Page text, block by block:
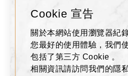
Cookie 宣告
關於本網站使用瀏覽器紀
您最好的使用體驗，我們
包括了第三方 Cookie 。
相關資訊請訪問我們的隱
HELENA RUBINSTEIN
Tel : 07-2626198